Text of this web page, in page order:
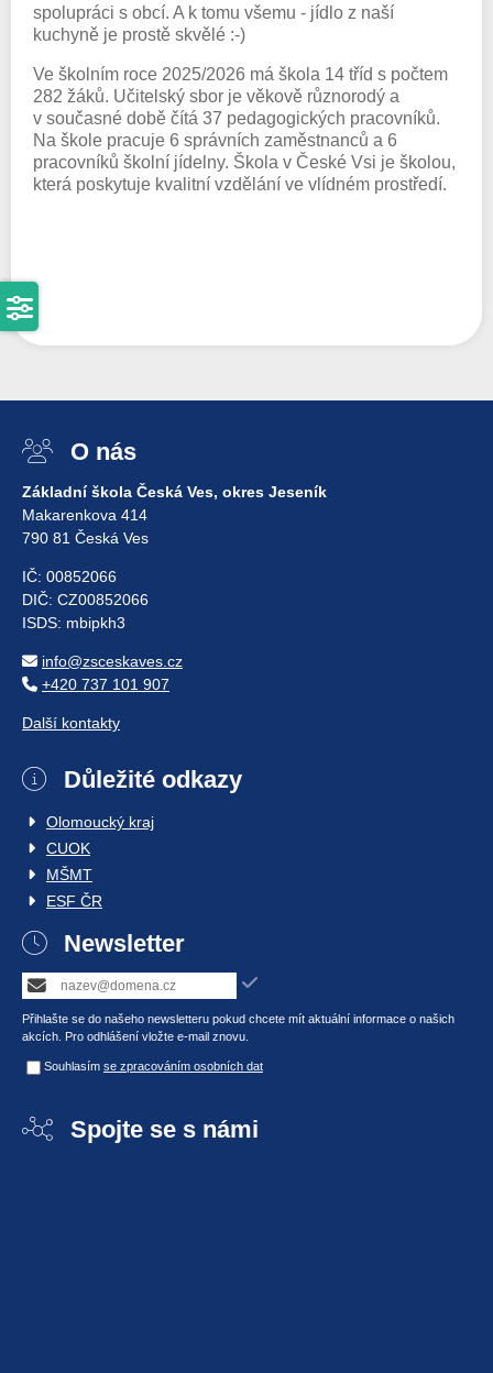
spolupráci s obcí. A k tomu všemu - jídlo z naší
kuchyně je prostě skvělé :-)
Ve školním roce 2025/2026 má škola 14 tříd s počtem
282 žáků. Učitelský sbor je věkově různorodý a
v současné době čítá 37 pedagogických pracovníků.
Na škole pracuje 6 správních zaměstnanců a 6
pracovníků školní jídelny. Škola v České Vsi je školou,
která poskytuje kvalitní vzdělání ve vlídném prostředí.
O nás
Základní škola Česká Ves, okres Jeseník
Makarenkova 414
790 81 Česká Ves
IČ: 00852066
DIČ: CZ00852066
ISDS: mbipkh3
info@zsceskaves.cz
+420 737 101 907
Další kontakty
Důležité odkazy
Olomoucký kraj
CUOK
MŠMT
ESF ČR
Newsletter
Přihlašte se do našeho newsletteru pokud chcete mít aktuální informace o našich
akcích. Pro odhlášení vložte e-mail znovu.
Souhlasím se zpracováním osobních dat
Spojte se s námi